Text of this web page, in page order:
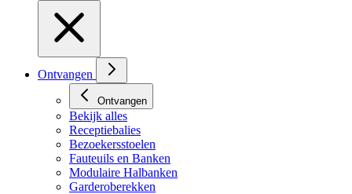
Ontvangen
Ontvangen
Bekijk alles
Receptiebalies
Bezoekersstoelen
Fauteuils en Banken
Modulaire Halbanken
Garderoberekken